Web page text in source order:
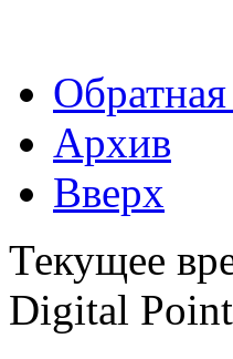
Обратная
Архив
Вверх
Текущее
Digital